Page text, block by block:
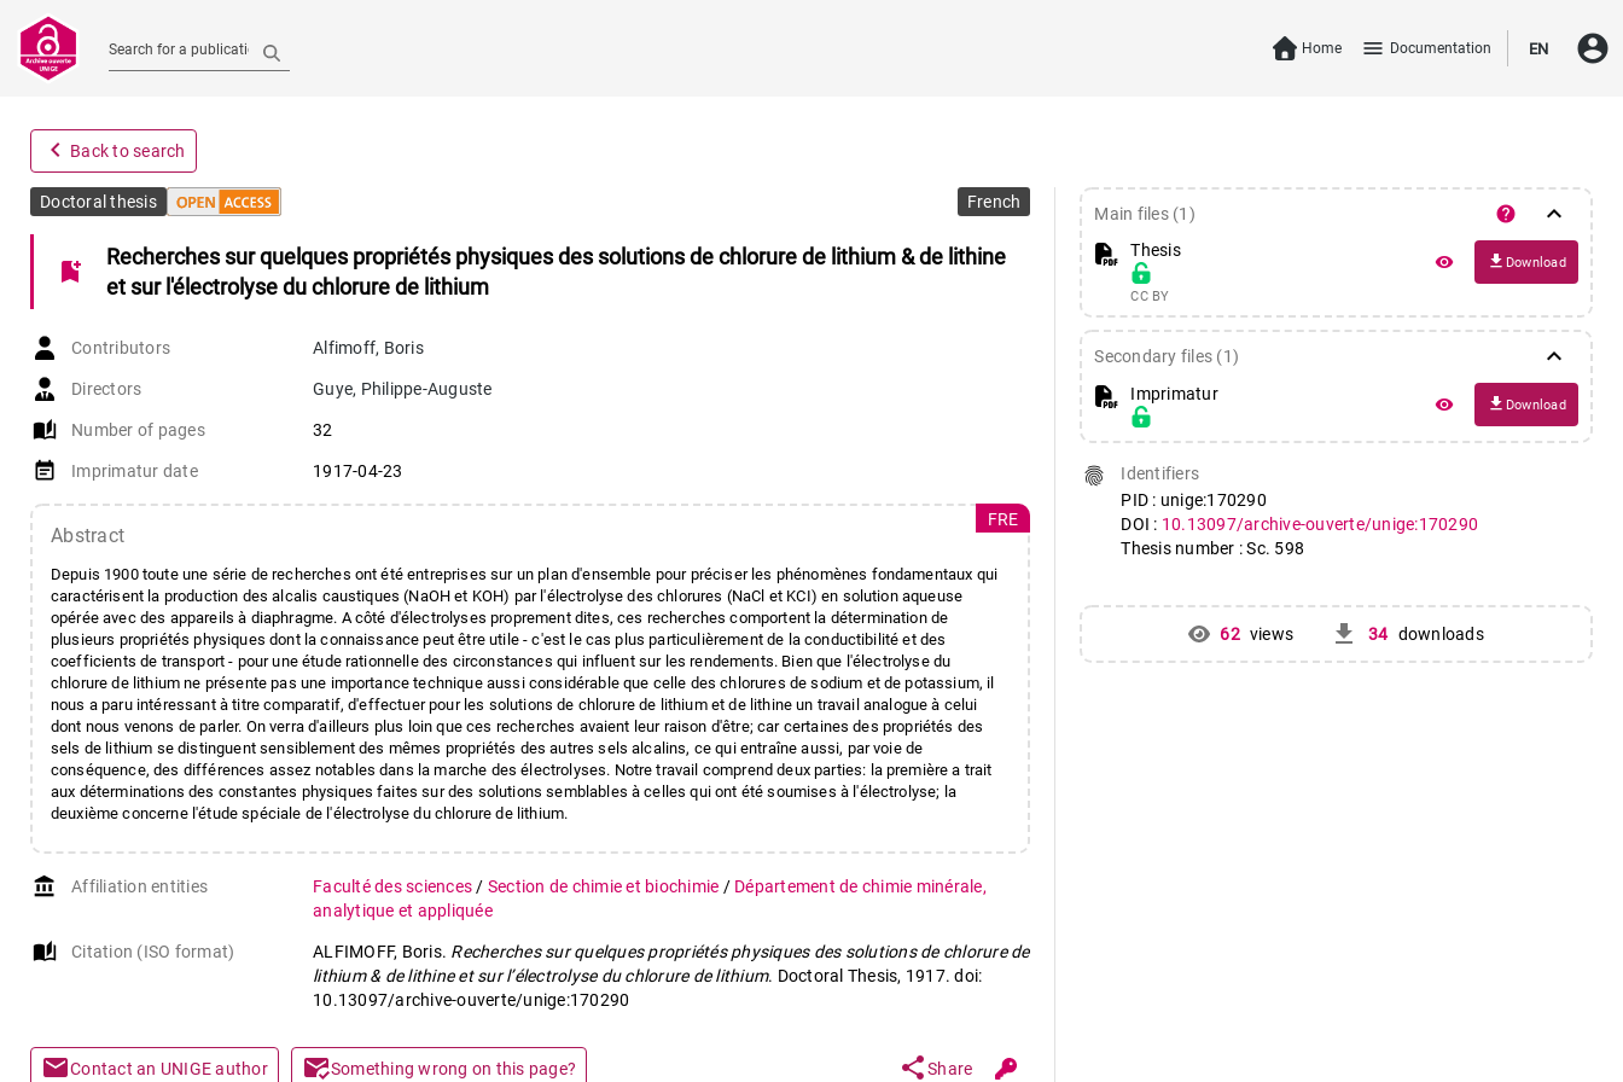
Search for a publication Home menu Documentation EN account_circle
navigate_before Back to search
Doctoral thesis French
bookmark_add
Recherches sur quelques propriétés physiques des solutions de chlorure de lithium & de lithine
et sur l'électrolyse du chlorure de lithium
Contributors Alfimoff, Boris
Directors Guye, Philippe-Auguste
auto_stories Number of pages 32
event_note Imprimatur date 1917-04-23
Abstract
Depuis 1900 toute une série de recherches ont été entreprises sur un plan d'ensemble pour préciser les phénomènes fondamentaux qui
caractérisent la production des alcalis caustiques (NaOH et KOH) par l'électrolyse des chlorures (NaCl et KCI) en solution aqueuse
opérée avec des appareils à diaphragme. A côté d'électrolyses proprement dites, ces recherches comportent la détermination de
plusieurs propriétés physiques dont la connaissance peut être utile - c'est le cas plus particulièrement de la conductibilité et des
coefficients de transport - pour une étude rationnelle des circonstances qui influent sur les rendements. Bien que l'électrolyse du
chlorure de lithium ne présente pas une importance technique aussi considérable que celle des chlorures de sodium et de potassium, il
nous a paru intéressant à titre comparatif, d'effectuer pour les solutions de chlorure de lithium et de lithine un travail analogue à celui
dont nous venons de parler. On verra d'ailleurs plus loin que ces recherches avaient leur raison d'être; car certaines des propriétés des
sels de lithium se distinguent sensiblement des mêmes propriétés des autres sels alcalins, ce qui entraîne aussi, par voie de
conséquence, des différences assez notables dans la marche des électrolyses. Notre travail comprend deux parties: la première a trait
aux déterminations des constantes physiques faites sur des solutions semblables à celles qui ont été soumises à l'électrolyse; la
deuxième concerne l'étude spéciale de l'électrolyse du chlorure de lithium.
FRE
account_balance Affiliation entities Faculté des sciences / Section de chimie et biochimie / Département de chimie minérale,
analytique et appliquée
auto_stories Citation (ISO format) ALFIMOFF, Boris. Recherches sur quelques propriétés physiques des solutions de chlorure de
lithium & de lithine et sur l’électrolyse du chlorure de lithium. Doctoral Thesis, 1917. doi:
10.13097/archive-ouverte/unige:170290
mailContact an UNIGE author mark_email_readSomething wrong on this page? shareShare
Main files (1) help keyboard_arrow_down
Thesis
CC BY
remove_red_eye file_download Download
Secondary files (1) keyboard_arrow_down
Imprimatur
remove_red_eye file_download Download
fingerprint
Identifiers
PID : unige:170290
DOI : 10.13097/archive-ouverte/unige:170290
Thesis number : Sc. 598
62 views get_app 34 downloads